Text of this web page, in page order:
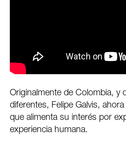
Originalmente de Colombia, y
diferentes, Felipe Galvis,
que alimenta su interés por
experiencia humana.